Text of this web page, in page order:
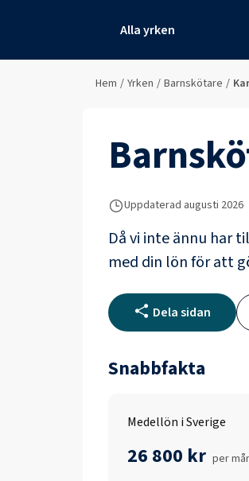
Alla yrken
Hem / Yrken / Barnskötare /
Uppdaterad augusti 2026
Då vi inte ännu har
med din lön för att
Dela sidan
Snabbfakta
Medellön i Sverige
26 800 kr per